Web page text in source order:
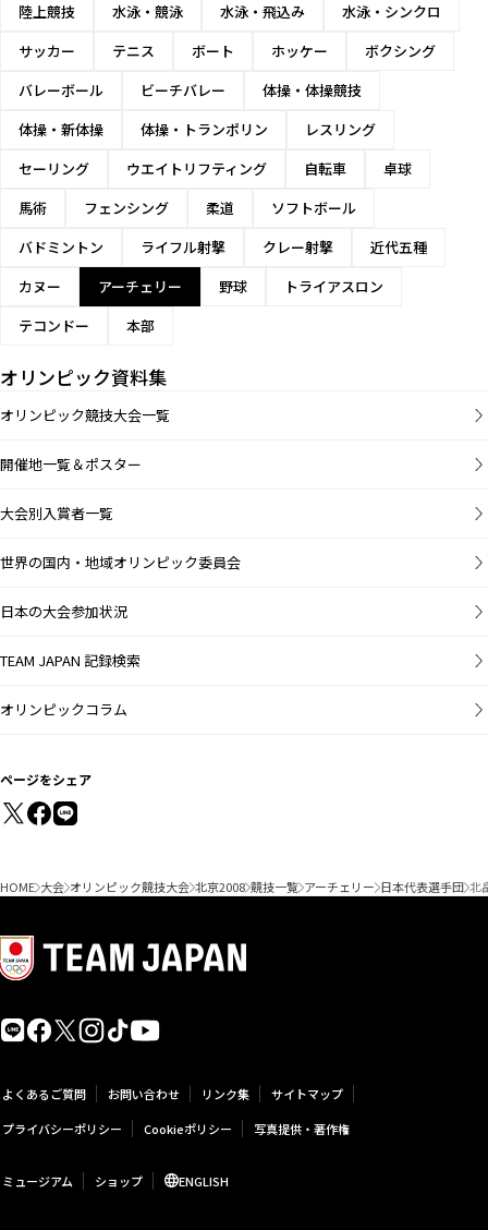
陸上競技 水泳・競泳 水泳・飛込み
水泳・シンクロ
サッカー
テニス ボート ホッケー
ボクシング
バレーボール
ビーチバレー
体操・体操競技
体操・新体操
体操・トランポリン
レスリング
セーリング
ウエイトリフティング 自転車
卓球
馬術
フェンシング 柔道
ソフトボール
バドミントン
ライフル射撃 クレー射撃
近代五種
カヌー
アーチェリー 野球
トライアスロン
テコンドー
本部
オリンピック資料集
オリンピック競技大会一覧
開催地一覧＆ポスター
大会別入賞者一覧
世界の国内・地域オリンピック委員会
日本の大会参加状況
TEAM JAPAN 記録検索
オリンピックコラム
ページをシェア
HOME 大会 オリンピック競技大会 北京2008 競技一覧 アーチェリー 日本代表選手団 北
よくあるご質問 お問い合わせ リンク集
サイトマップ
プライバシーポリシー
Cookieポリシー 写真提供・著作権
ミュージアム ショップ ENGLISH